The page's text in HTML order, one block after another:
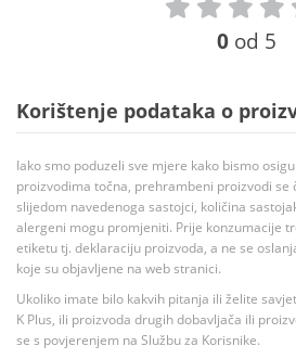
0 od 5
Korištenje podataka o
Iako smo poduzeli sve mjere kako bismo
proizvodima točna, prehrambeni proizvodi se
slijedom navedenoga sastojci, količina
alergeni mogu promjeniti. Prije konzumacije
etiketu tj. deklaraciju proizvoda, a ne se
koje su objavljene na web stranici.
Ukoliko imate bilo kakvih pitanja ili želite
K Plus, ili proizvoda drugih dobavljača ili
se s povjerenjem na Službu za Korisnike.